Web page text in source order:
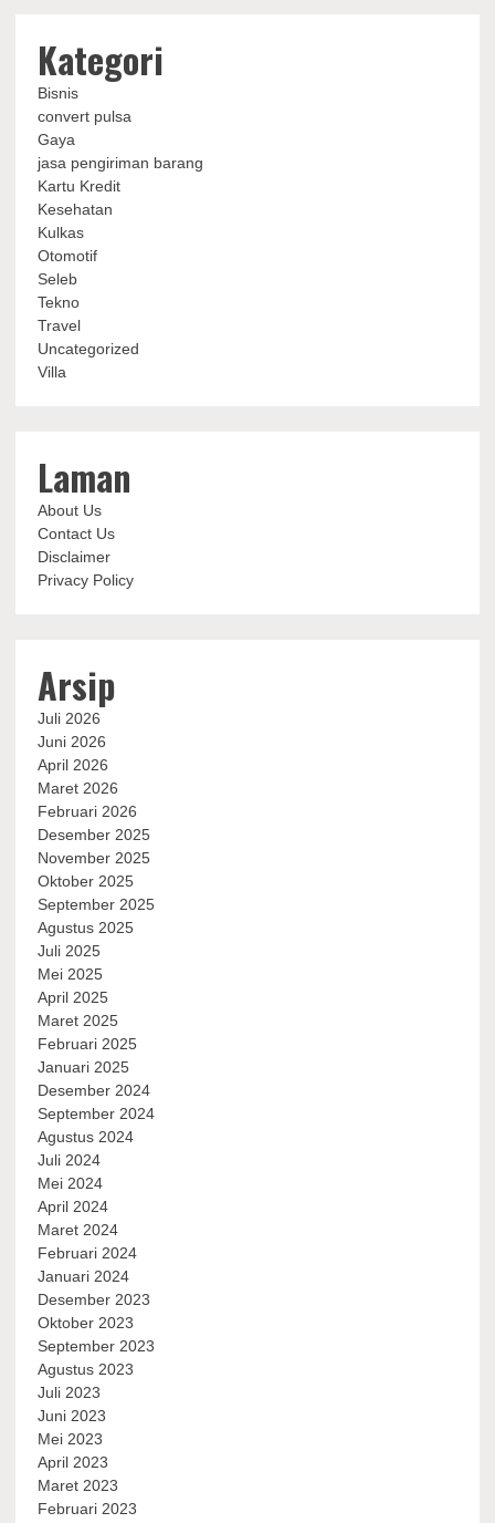
Kategori
Bisnis
convert pulsa
Gaya
jasa pengiriman barang
Kartu Kredit
Kesehatan
Kulkas
Otomotif
Seleb
Tekno
Travel
Uncategorized
Villa
Laman
About Us
Contact Us
Disclaimer
Privacy Policy
Arsip
Juli 2026
Juni 2026
April 2026
Maret 2026
Februari 2026
Desember 2025
November 2025
Oktober 2025
September 2025
Agustus 2025
Juli 2025
Mei 2025
April 2025
Maret 2025
Februari 2025
Januari 2025
Desember 2024
September 2024
Agustus 2024
Juli 2024
Mei 2024
April 2024
Maret 2024
Februari 2024
Januari 2024
Desember 2023
Oktober 2023
September 2023
Agustus 2023
Juli 2023
Juni 2023
Mei 2023
April 2023
Maret 2023
Februari 2023